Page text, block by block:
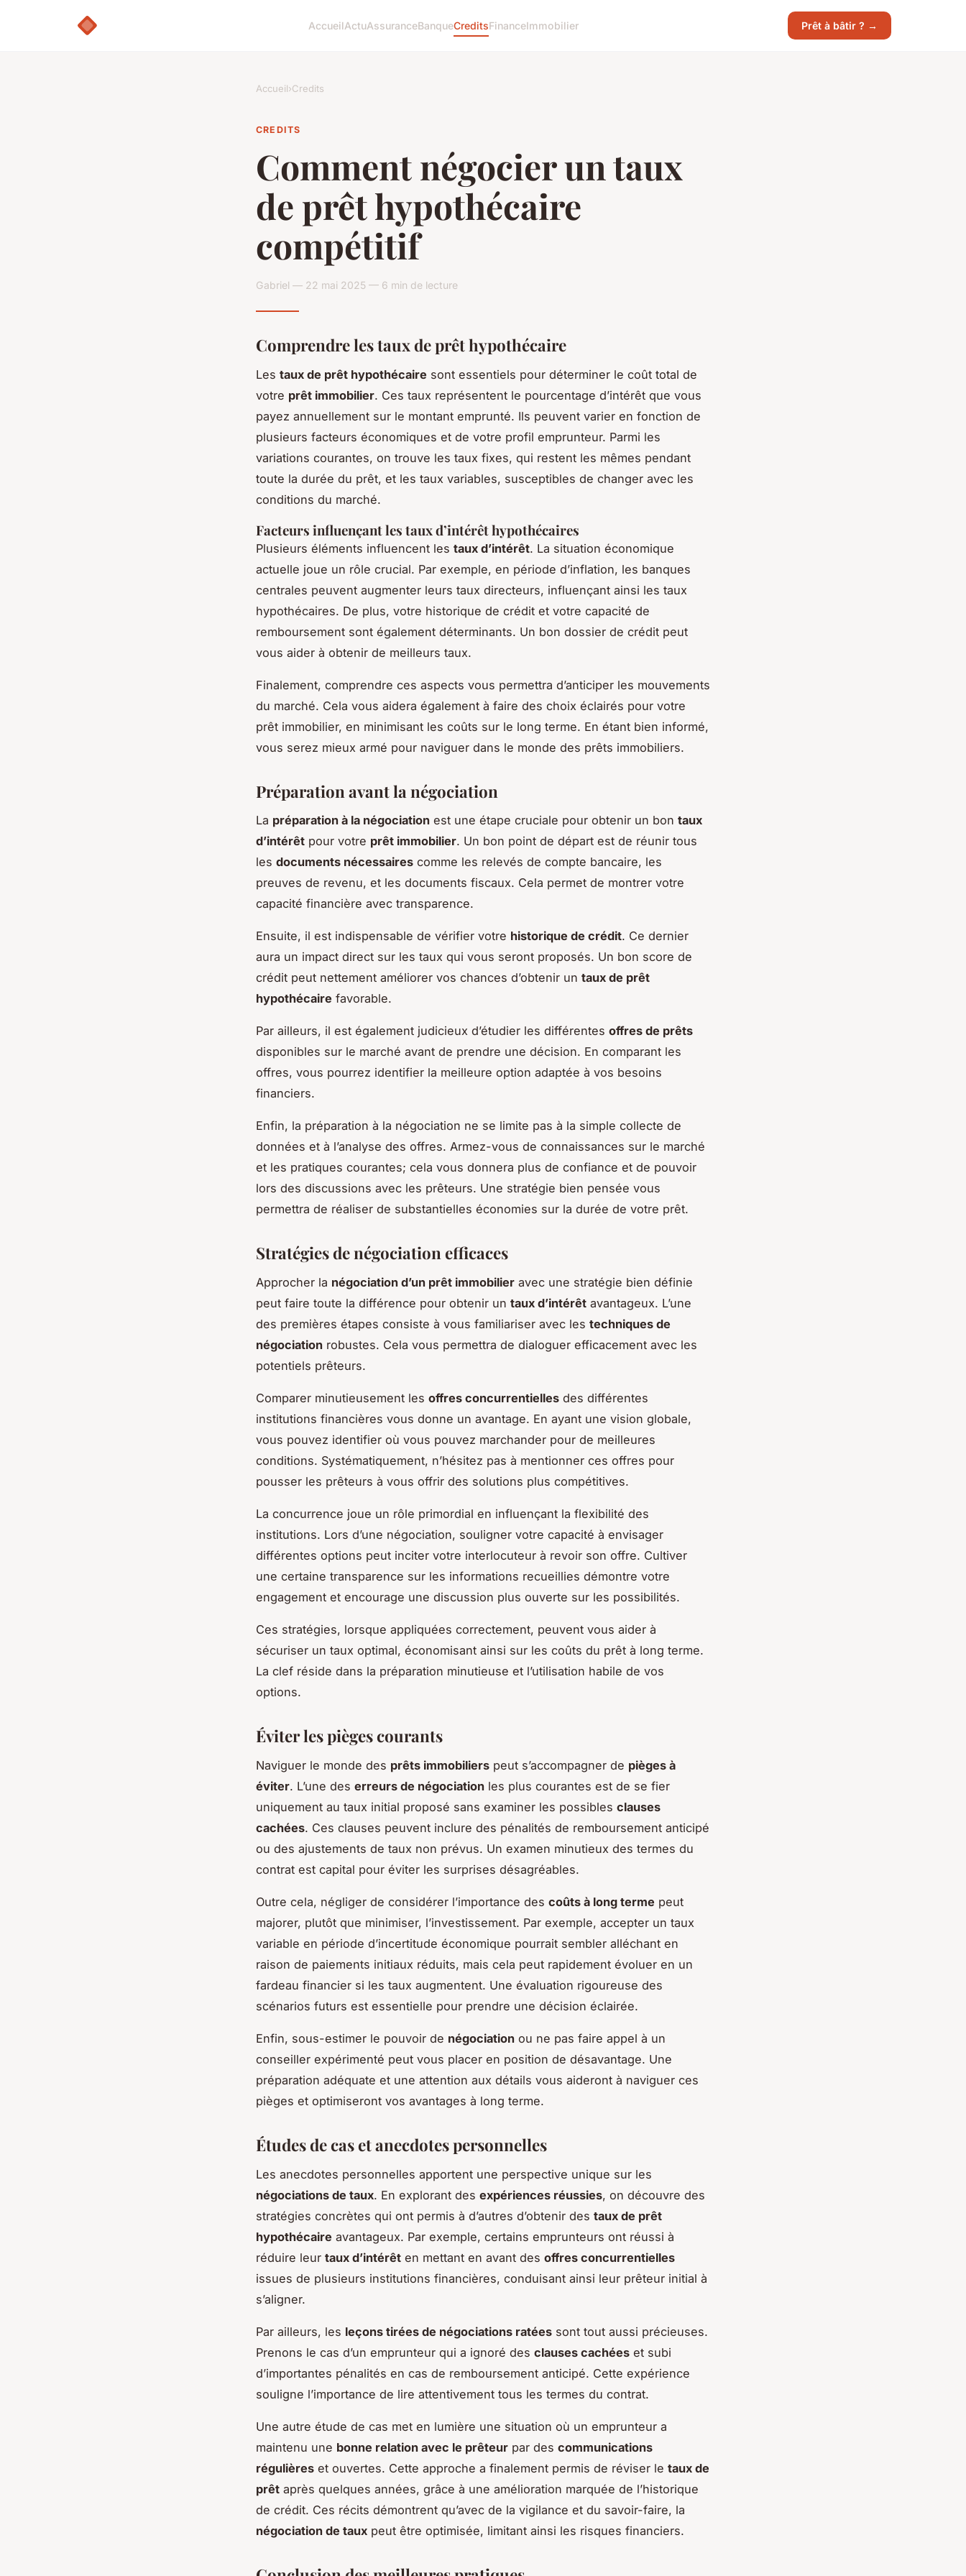
AccueilActuAssuranceBanqueCreditsFinanceImmobilier Prêt à bâtir ? →
Accueil›Credits
CREDITS
Comment négocier un taux
de prêt hypothécaire
compétitif
Gabriel — 22 mai 2025 — 6 min de lecture
Comprendre les taux de prêt hypothécaire
Les taux de prêt hypothécaire sont essentiels pour déterminer le coût total de
votre prêt immobilier. Ces taux représentent le pourcentage d’intérêt que vous
payez annuellement sur le montant emprunté. Ils peuvent varier en fonction de
plusieurs facteurs économiques et de votre profil emprunteur. Parmi les
variations courantes, on trouve les taux fixes, qui restent les mêmes pendant
toute la durée du prêt, et les taux variables, susceptibles de changer avec les
conditions du marché.
Facteurs influençant les taux d’intérêt hypothécaires
Plusieurs éléments influencent les taux d’intérêt. La situation économique
actuelle joue un rôle crucial. Par exemple, en période d’inflation, les banques
centrales peuvent augmenter leurs taux directeurs, influençant ainsi les taux
hypothécaires. De plus, votre historique de crédit et votre capacité de
remboursement sont également déterminants. Un bon dossier de crédit peut
vous aider à obtenir de meilleurs taux.
Finalement, comprendre ces aspects vous permettra d’anticiper les mouvements
du marché. Cela vous aidera également à faire des choix éclairés pour votre
prêt immobilier, en minimisant les coûts sur le long terme. En étant bien informé,
vous serez mieux armé pour naviguer dans le monde des prêts immobiliers.
Préparation avant la négociation
La préparation à la négociation est une étape cruciale pour obtenir un bon taux
d’intérêt pour votre prêt immobilier. Un bon point de départ est de réunir tous
les documents nécessaires comme les relevés de compte bancaire, les
preuves de revenu, et les documents fiscaux. Cela permet de montrer votre
capacité financière avec transparence.
Ensuite, il est indispensable de vérifier votre historique de crédit. Ce dernier
aura un impact direct sur les taux qui vous seront proposés. Un bon score de
crédit peut nettement améliorer vos chances d’obtenir un taux de prêt
hypothécaire favorable.
Par ailleurs, il est également judicieux d’étudier les différentes offres de prêts
disponibles sur le marché avant de prendre une décision. En comparant les
offres, vous pourrez identifier la meilleure option adaptée à vos besoins
financiers.
Enfin, la préparation à la négociation ne se limite pas à la simple collecte de
données et à l’analyse des offres. Armez-vous de connaissances sur le marché
et les pratiques courantes; cela vous donnera plus de confiance et de pouvoir
lors des discussions avec les prêteurs. Une stratégie bien pensée vous
permettra de réaliser de substantielles économies sur la durée de votre prêt.
Stratégies de négociation efficaces
Approcher la négociation d’un prêt immobilier avec une stratégie bien définie
peut faire toute la différence pour obtenir un taux d’intérêt avantageux. L’une
des premières étapes consiste à vous familiariser avec les techniques de
négociation robustes. Cela vous permettra de dialoguer efficacement avec les
potentiels prêteurs.
Comparer minutieusement les offres concurrentielles des différentes
institutions financières vous donne un avantage. En ayant une vision globale,
vous pouvez identifier où vous pouvez marchander pour de meilleures
conditions. Systématiquement, n’hésitez pas à mentionner ces offres pour
pousser les prêteurs à vous offrir des solutions plus compétitives.
La concurrence joue un rôle primordial en influençant la flexibilité des
institutions. Lors d’une négociation, souligner votre capacité à envisager
différentes options peut inciter votre interlocuteur à revoir son offre. Cultiver
une certaine transparence sur les informations recueillies démontre votre
engagement et encourage une discussion plus ouverte sur les possibilités.
Ces stratégies, lorsque appliquées correctement, peuvent vous aider à
sécuriser un taux optimal, économisant ainsi sur les coûts du prêt à long terme.
La clef réside dans la préparation minutieuse et l’utilisation habile de vos
options.
Éviter les pièges courants
Naviguer le monde des prêts immobiliers peut s’accompagner de pièges à
éviter. L’une des erreurs de négociation les plus courantes est de se fier
uniquement au taux initial proposé sans examiner les possibles clauses
cachées. Ces clauses peuvent inclure des pénalités de remboursement anticipé
ou des ajustements de taux non prévus. Un examen minutieux des termes du
contrat est capital pour éviter les surprises désagréables.
Outre cela, négliger de considérer l’importance des coûts à long terme peut
majorer, plutôt que minimiser, l’investissement. Par exemple, accepter un taux
variable en période d’incertitude économique pourrait sembler alléchant en
raison de paiements initiaux réduits, mais cela peut rapidement évoluer en un
fardeau financier si les taux augmentent. Une évaluation rigoureuse des
scénarios futurs est essentielle pour prendre une décision éclairée.
Enfin, sous-estimer le pouvoir de négociation ou ne pas faire appel à un
conseiller expérimenté peut vous placer en position de désavantage. Une
préparation adéquate et une attention aux détails vous aideront à naviguer ces
pièges et optimiseront vos avantages à long terme.
Études de cas et anecdotes personnelles
Les anecdotes personnelles apportent une perspective unique sur les
négociations de taux. En explorant des expériences réussies, on découvre des
stratégies concrètes qui ont permis à d’autres d’obtenir des taux de prêt
hypothécaire avantageux. Par exemple, certains emprunteurs ont réussi à
réduire leur taux d’intérêt en mettant en avant des offres concurrentielles
issues de plusieurs institutions financières, conduisant ainsi leur prêteur initial à
s’aligner.
Par ailleurs, les leçons tirées de négociations ratées sont tout aussi précieuses.
Prenons le cas d’un emprunteur qui a ignoré des clauses cachées et subi
d’importantes pénalités en cas de remboursement anticipé. Cette expérience
souligne l’importance de lire attentivement tous les termes du contrat.
Une autre étude de cas met en lumière une situation où un emprunteur a
maintenu une bonne relation avec le prêteur par des communications
régulières et ouvertes. Cette approche a finalement permis de réviser le taux de
prêt après quelques années, grâce à une amélioration marquée de l’historique
de crédit. Ces récits démontrent qu’avec de la vigilance et du savoir-faire, la
négociation de taux peut être optimisée, limitant ainsi les risques financiers.